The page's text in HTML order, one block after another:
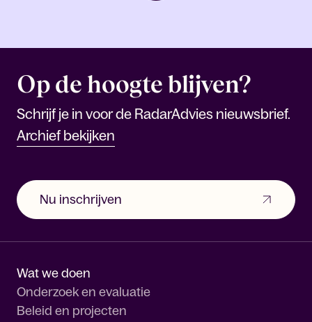
Op de hoogte blijven?
Schrijf je in voor de RadarAdvies nieuwsbrief.
Archief bekijken
Nu inschrijven
Wat we doen
Onderzoek en evaluatie
Beleid en projecten